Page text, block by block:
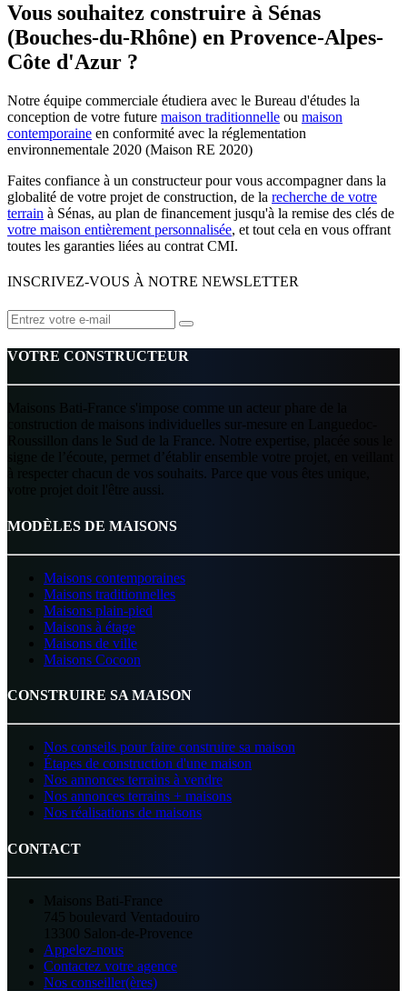
Vous souhaitez construire à Sénas
(Bouches-du-Rhône) en Provence-Alpes-
Côte d'Azur ?
Notre équipe commerciale étudiera avec le Bureau d'études la
conception de votre future maison traditionnelle ou maison
contemporaine en conformité avec la réglementation
environnementale 2020 (Maison RE 2020)
Faites confiance à un constructeur pour vous accompagner dans la
globalité de votre projet de construction, de la recherche de votre
terrain à Sénas, au plan de financement jusqu'à la remise des clés de
votre maison entièrement personnalisée, et tout cela en vous offrant
toutes les garanties liées au contrat CMI.
INSCRIVEZ-VOUS À NOTRE NEWSLETTER
VOTRE CONSTRUCTEUR
Maisons Bati-France s'impose comme un acteur phare de la
construction de maisons individuelles sur-mesure en Languedoc-
Roussillon dans le Sud de la France. Notre expertise, placée sous le
signe de l’écoute, permet d’établir ensemble votre projet, en veillant
à respecter chacun de vos souhaits. Parce que vous êtes unique,
votre projet doit l'être aussi.
MODÈLES DE MAISONS
Maisons contemporaines
Maisons traditionnelles
Maisons plain-pied
Maisons à étage
Maisons de ville
Maisons Cocoon
CONSTRUIRE SA MAISON
Nos conseils pour faire construire sa maison
Étapes de construction d'une maison
Nos annonces terrains à vendre
Nos annonces terrains + maisons
Nos réalisations de maisons
CONTACT
Maisons Bati-France
745 boulevard Ventadouiro
13300 Salon-de-Provence
Appelez-nous
Contactez votre agence
Nos conseiller(ères)